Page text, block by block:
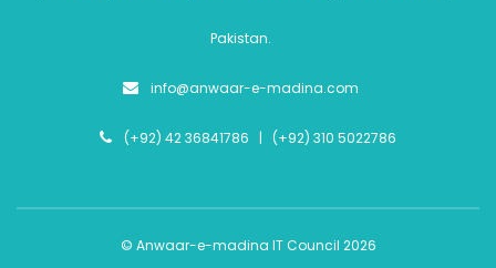
Pakistan.
info@anwaar-e-madina.com
(+92) 42 36841786 | (+92) 310 5022786
© Anwaar-e-madina IT Council 2026